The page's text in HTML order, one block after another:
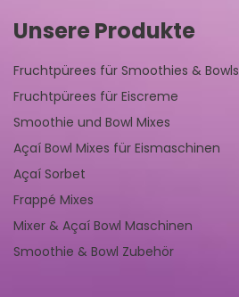
Unsere Produkte
Fruchtpürees für Smoothies & Bowls
Fruchtpürees für Eiscreme
Smoothie und Bowl Mixes
Açaí Bowl Mixes für Eismaschinen
Açaí Sorbet
Frappé Mixes
Mixer & Açaí Bowl Maschinen
Smoothie & Bowl Zubehör